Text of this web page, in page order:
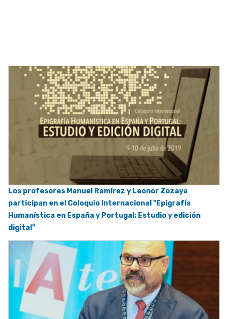
Los profesores Manuel Ramírez y Leonor Zozaya
participan en el Coloquio Internacional "Epigrafía
Humanística en España y Portugal: Estudio y edición
digital"